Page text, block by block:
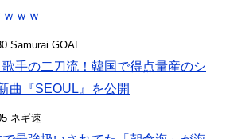
ｗｗ
Samurai GOAL
手の二刀流！韓国で得点量産のシ
曲『SEOUL』を公開
ネギ速